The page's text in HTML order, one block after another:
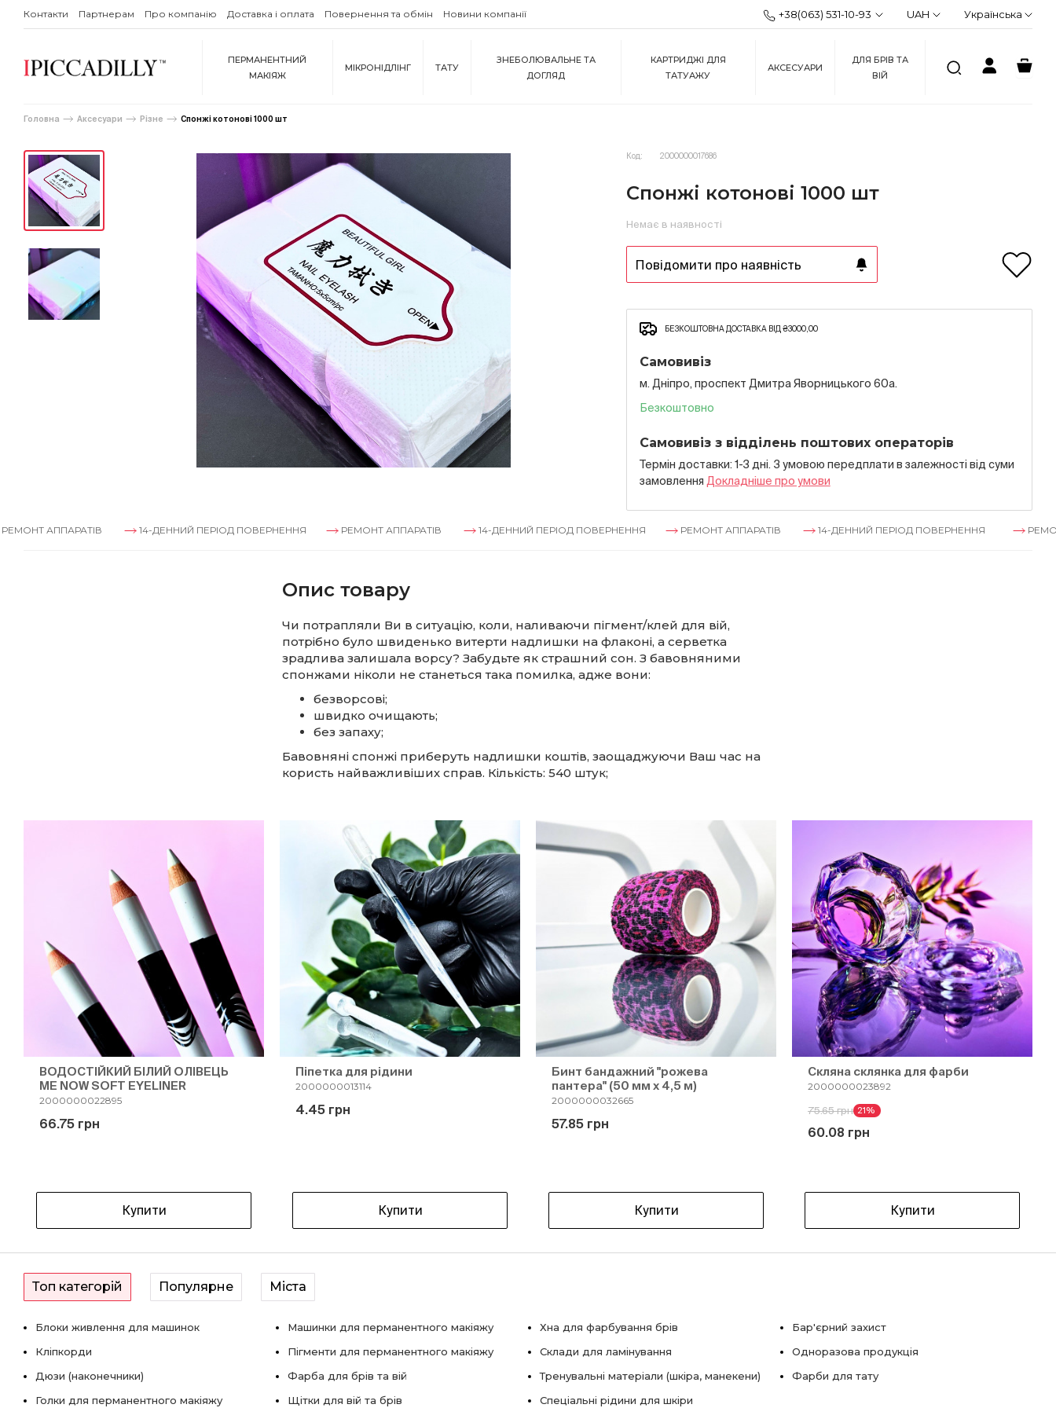
Контакти Партнерам Про компанію Доставка і оплата Повернення та обмін Новини компанії +38(063) 531-10-93 UAH Українська
ПЕРМАНЕНТНИЙ
МАКІЯЖ
МІКРОНІДЛІНГ ТАТУ
ЗНЕБОЛЮВАЛЬНЕ ТА
ДОГЛЯД
КАРТРИДЖІ ДЛЯ
ТАТУАЖУ
АКСЕСУАРИ
ДЛЯ БРІВ ТА
ВІЙ
Головна Аксесуари Різне Спонжі котонові 1000 шт
Код: 2000000017686
Спонжі котонові 1000 шт
Немає в наявності
Повідомити про наявність
БЕЗКОШТОВНА ДОСТАВКА ВІД ₴3000,00
Самовивіз
м. Дніпро, проспект Дмитра Яворницького 60а.
Безкоштовно
Самовивіз з відділень поштових операторів
Термін доставки: 1-3 дні. З умовою передплати в залежностi вiд суми
замовлення Докладнiше про умови
14-ДЕННИЙ ПЕРІОД ПОВЕРНЕННЯ РЕМОНТ АППАРАТІВ 14-ДЕННИЙ ПЕРІОД ПОВЕРНЕННЯ РЕМОНТ АППАРАТІВ 14-ДЕННИЙ ПЕРІОД ПОВЕРНЕННЯ РЕМОНТ
Опис товару
Чи потрапляли Ви в ситуацію, коли, наливаючи пігмент/клей для вій,
потрібно було швиденько витерти надлишки на флаконі, а серветка
зрадлива залишала ворсу? Забудьте як страшний сон. З бавовняними
спонжами ніколи не станеться така помилка, адже вони:
безворсові;
швидко очищають;
без запаху;
Бавовняні спонжі приберуть надлишки коштів, заощаджуючи Ваш час на
користь найважливіших справ. Кількість: 540 штук;
ВОДОСТІЙКИЙ БІЛИЙ ОЛІВЕЦЬ
ME NOW SOFT EYELINER
2000000022895
66.75 грн
Купити
Піпетка для рідини
2000000013114
4.45 грн
Купити
Бинт бандажний "рожева
пантера" (50 мм х 4,5 м)
2000000032665
57.85 грн
Купити
Скляна склянка для фарби
2000000023892
75.65 грн 21%
60.08 грн
Купити
Топ категорій Популярне Міста
Блоки живлення для машинок
Кліпкорди
Дюзи (наконечники)
Голки для перманентного макіяжу
Машинки для перманентного макіяжу
Пігменти для перманентного макіяжу
Фарба для брів та вій
Щітки для вій та брів
Хна для фарбування брів
Склади для ламінування
Тренувальні матеріали (шкіра, манекени)
Спеціальні рідини для шкіри
Бар'єрний захист
Одноразова продукція
Фарби для тату